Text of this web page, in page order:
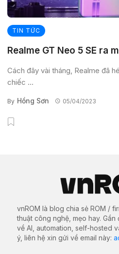
TIN TỨC
Realme GT Neo 5 SE ra
Cách đây vài tháng, Realme đã
chiếc ...
By Hồng Sơn 05/04/2023
vnROM là blog chia sẻ ROM /
thuật công nghệ, mẹo hay. Gần
về AI, automation, self-hosted
ý, liên hệ xin gửi về email này: